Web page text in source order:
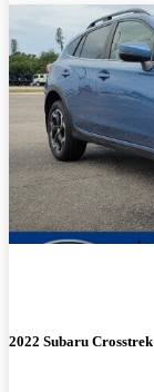
2022 Subaru Crosstrek